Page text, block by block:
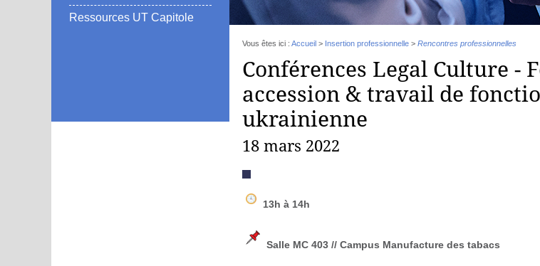
Ressources UT Capitole
Vous êtes ici : Accueil> Insertion professionnelle> Rencontres professionnelles
Conférences Legal Culture
accession & travail de
ukrainienne
18 mars 2022
13h à 14h
Salle MC 403 //Campus Manufacture des tabacs